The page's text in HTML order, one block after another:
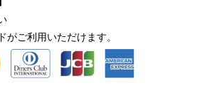
ご利用いただけます。